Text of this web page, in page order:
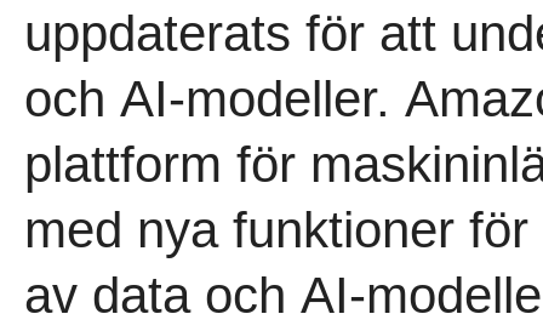
uppdaterats för att
och AI-modeller.
plattform för
med nya funktioner
av data och AI-